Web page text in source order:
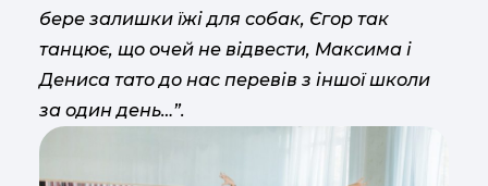
бере залишки їжі для собак, Єгор так
танцює, що очей не відвести, Максима і
Дениса тато до нас перевів з іншої школи
за один день…”.